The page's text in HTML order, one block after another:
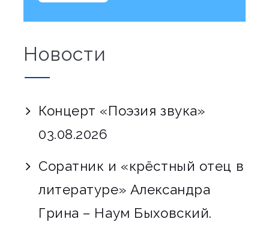
Новости
Концерт «Поэзия звука»
03.08.2026
Соратник и «крёстный отец в
литературе» Александра
Грина – Наум Быховский.